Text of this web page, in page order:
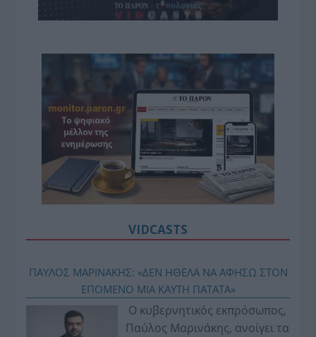
VIDCASTS
ΠΑΥΛΟΣ ΜΑΡΙΝΑΚΗΣ: «ΔΕΝ ΗΘΕΛΑ ΝΑ ΑΦΗΣΩ ΣΤΟΝ
ΕΠΟΜΕΝΟ ΜΙΑ ΚΑΥΤΗ ΠΑΤΑΤΑ»
Ο κυβερνητικός εκπρόσωπος,
Παύλος Μαρινάκης, ανοίγει τα